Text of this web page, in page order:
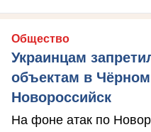
Общество
Украинцам
объектам в
Новороссийск
На фоне атак по